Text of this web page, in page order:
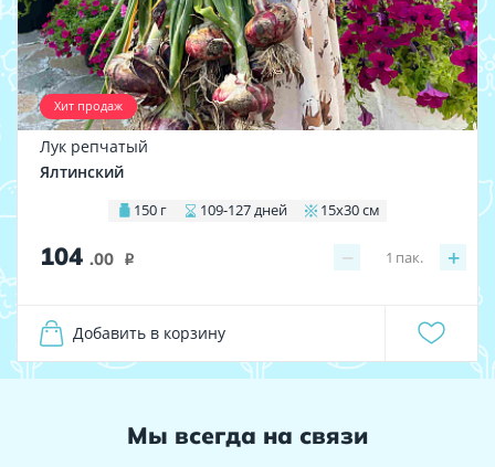
Хит продаж
Лук репчатый
Ялтинский
150 г 109-127 дней 15х30 см
104 .00 i − +
1 пак.
Добавить в корзину
Мы всегда на связи